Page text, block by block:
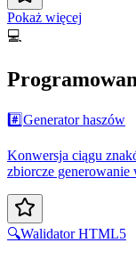
Pokaż więcej
💻
#️⃣Generator haszów
Konwersja ciągu
zbiorcze generowanie
🔍Walidator HTML5